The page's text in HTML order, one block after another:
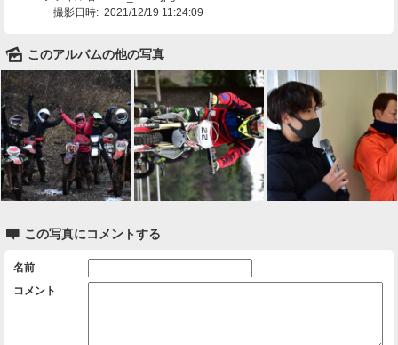
撮影日時: 2021/12/19 11:24:09
🌄 このアルバムの他の写真
 この写真にコメントする
名前
コメント